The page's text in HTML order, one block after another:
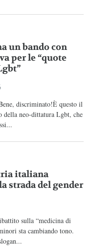
un bando con
per le “quote
discriminato!È questo il
della neo-dittatura Lgbt, che
italiana
strada del gender
sulla “medicina di
sta cambiando tono.